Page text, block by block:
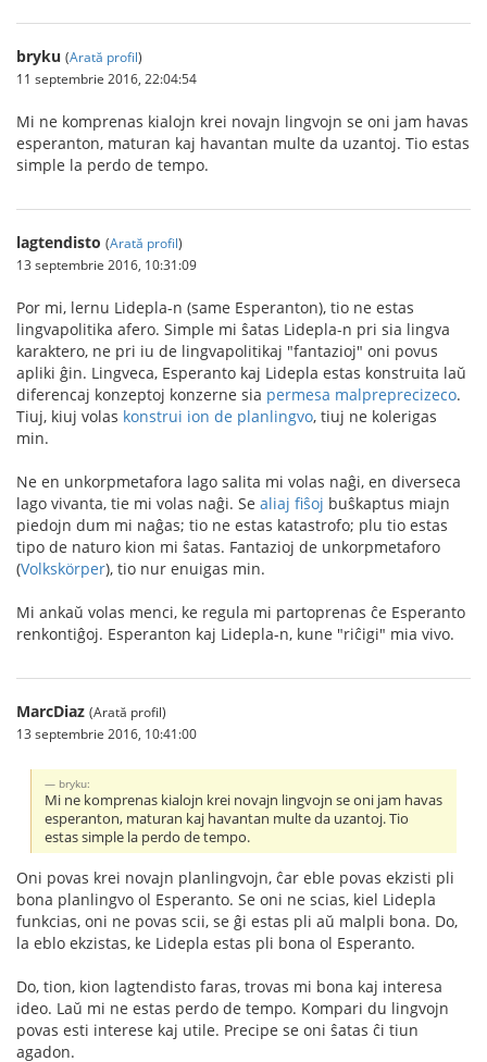
bryku (Arată profil)
11 septembrie 2016, 22:04:54
Mi ne komprenas kialojn krei novajn lingvojn se oni jam havas
esperanton, maturan kaj havantan multe da uzantoj. Tio estas
simple la perdo de tempo.
lagtendisto (Arată profil)
13 septembrie 2016, 10:31:09
Por mi, lernu Lidepla-n (same Esperanton), tio ne estas
lingvapolitika afero. Simple mi ŝatas Lidepla-n pri sia lingva
karaktero, ne pri iu de lingvapolitikaj "fantazioj" oni povus
apliki ĝin. Lingveca, Esperanto kaj Lidepla estas konstruita laŭ
diferencaj konzeptoj konzerne sia permesa malpreprecizeco.
Tiuj, kiuj volas konstrui ion de planlingvo, tiuj ne kolerigas
min.
Ne en unkorpmetafora lago salita mi volas naĝi, en diverseca
lago vivanta, tie mi volas naĝi. Se aliaj fiŝoj buŝkaptus miajn
piedojn dum mi naĝas; tio ne estas katastrofo; plu tio estas
tipo de naturo kion mi ŝatas. Fantazioj de unkorpmetaforo
(Volkskörper), tio nur enuigas min.
Mi ankaŭ volas menci, ke regula mi partoprenas ĉe Esperanto
renkontiĝoj. Esperanton kaj Lidepla-n, kune "riĉigi" mia vivo.
MarcDiaz (Arată profil)
13 septembrie 2016, 10:41:00
bryku:
Mi ne komprenas kialojn krei novajn lingvojn se oni jam havas
esperanton, maturan kaj havantan multe da uzantoj. Tio
estas simple la perdo de tempo.
Oni povas krei novajn planlingvojn, ĉar eble povas ekzisti pli
bona planlingvo ol Esperanto. Se oni ne scias, kiel Lidepla
funkcias, oni ne povas scii, se ĝi estas pli aŭ malpli bona. Do,
la eblo ekzistas, ke Lidepla estas pli bona ol Esperanto.
Do, tion, kion lagtendisto faras, trovas mi bona kaj interesa
ideo. Laŭ mi ne estas perdo de tempo. Kompari du lingvojn
povas esti interese kaj utile. Precipe se oni ŝatas ĉi tiun
agadon.